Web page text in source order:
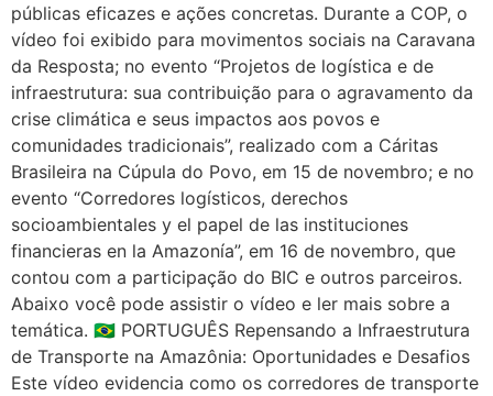
públicas eficazes e ações concretas. Durante a COP, o
vídeo foi exibido para movimentos sociais na Caravana
da Resposta; no evento “Projetos de logística e de
infraestrutura: sua contribuição para o agravamento da
crise climática e seus impactos aos povos e
comunidades tradicionais”, realizado com a Cáritas
Brasileira na Cúpula do Povo, em 15 de novembro; e no
evento “Corredores logísticos, derechos
socioambientales y el papel de las instituciones
financieras en la Amazonía”, em 16 de novembro, que
contou com a participação do BIC e outros parceiros.
Abaixo você pode assistir o vídeo e ler mais sobre a
temática. 🇧🇷 PORTUGUÊS Repensando a Infraestrutura
de Transporte na Amazônia: Oportunidades e Desafios
Este vídeo evidencia como os corredores de transporte